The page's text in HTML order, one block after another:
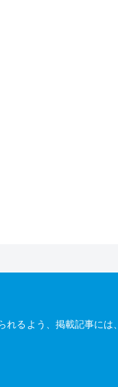
るよう、掲載記事には、